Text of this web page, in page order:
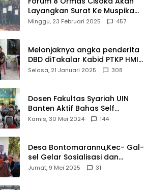
Layangkan Surat Ke Muspika
Atas Adanya Kantor Matel di
Minggu, 23 Februari 2025 457
Melonjaknya angka penderita
DBD diTakalar Kabid PTKP HMI
Cab.Takalar angkat bicara
Selasa, 21 Januari 2025 308
Dosen Fakultas Syariah UIN
Banten Aktif Bahas Self
Declare Halal dalam Forum
Kamis, 30 Mei 2024 144
Desa Bontomarannu,Kec- Gal-
sel Gelar Sosialisasi dan
Bimtek Pemutakhiran Data ID
Jumat, 9 Mei 2025 31